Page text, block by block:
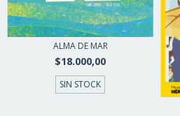
ALMA DE MAR
$18.000,00
SIN STOCK